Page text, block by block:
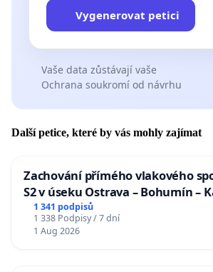
Vygenerovat petici
Vaše data zůstávají vaše
Ochrana soukromí od návrhu
Další petice, které by vás mohly zajímat
Zachování přímého vlakového
S2 v úseku Ostrava – Bohumín –
u Jablunkova
1 341 podpisů
1 338 Podpisy / 7 dní
1 Aug 2026